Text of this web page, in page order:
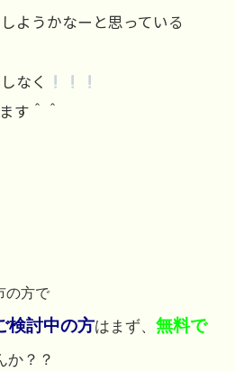
ようかなーと思っている
なく
す＾＾
の方で
検討中の方はまず、 無料で
か？？